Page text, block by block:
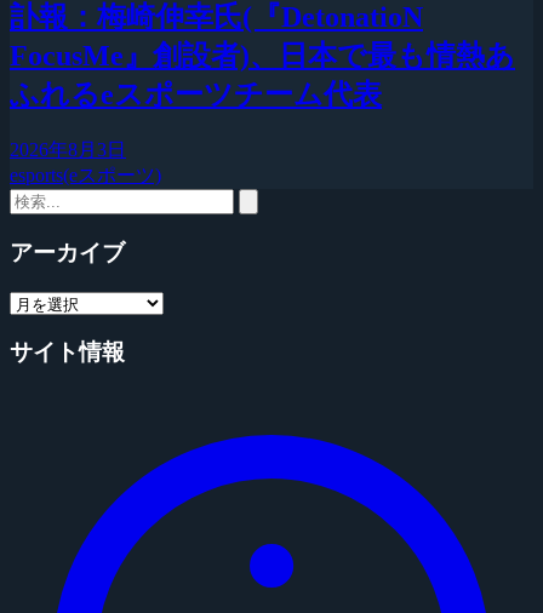
訃報：梅崎伸幸氏(『DetonatioN
FocusMe』創設者)、日本で最も情熱あ
ふれるeスポーツチーム代表
2026年8月3日
esports(eスポーツ)
アーカイブ
サイト情報